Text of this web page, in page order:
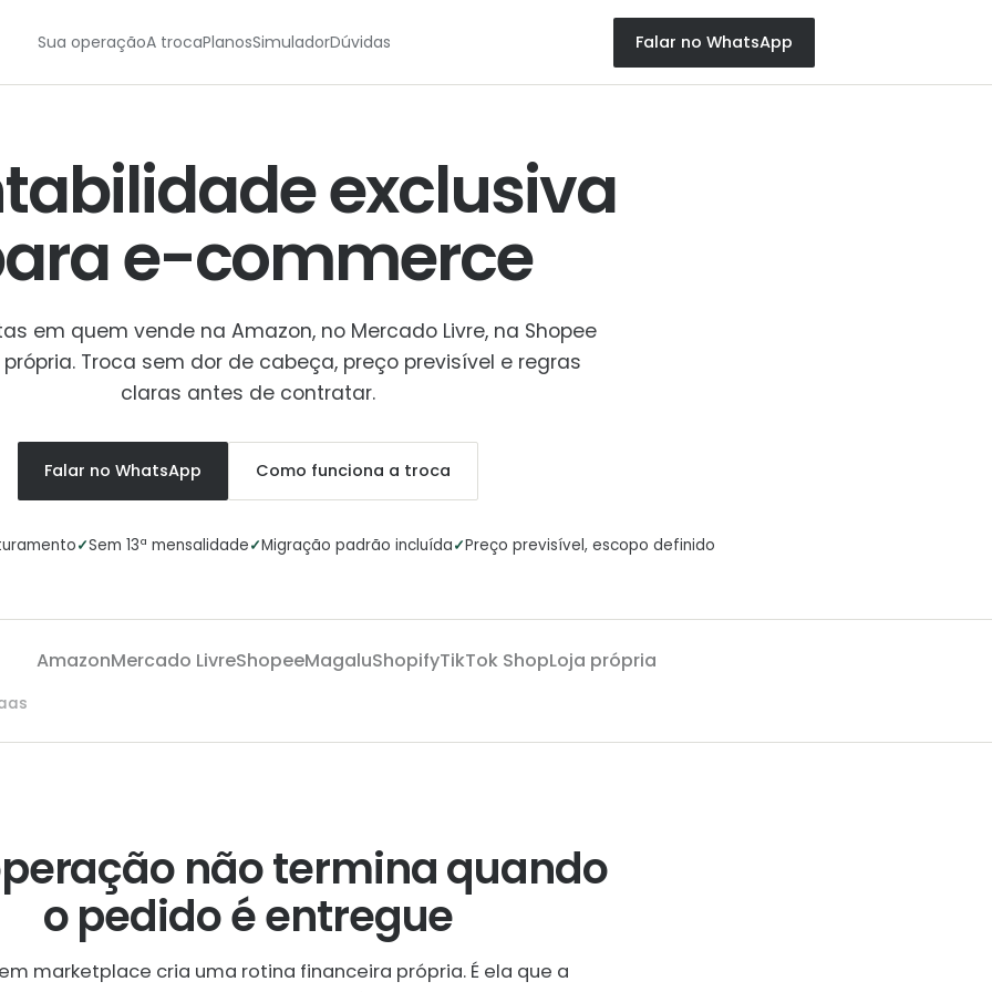
Sua operaçãoA trocaPlanosSimuladorDúvidas Falar no WhatsApp
exclusiva
e-commerce
em quem vende na Amazon, no Mercado Livre, na Shopee
Troca sem dor de cabeça, preço previsível e regras
claras antes de contratar.
Falar no WhatsApp Como funciona a troca
✓Sem 13ª mensalidade✓Migração padrão incluída✓Preço previsível, escopo definido
AmazonMercado LivreShopeeMagaluShopifyTikTok ShopLoja própria
não termina quando
o pedido é entregue
marketplace cria uma rotina financeira própria. É ela que a